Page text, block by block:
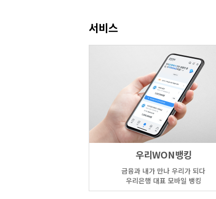
서비스
우리WON뱅킹
금융과 내가 만나 우리가 되다
우리은행 대표 모바일 뱅킹